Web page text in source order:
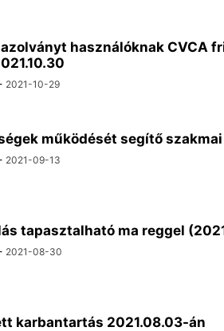
használóknak CVCA
2021-10-29
működését segítő
2021-09-13
tapasztalható ma reggel
2021-08-30
karbantartás 2021.08.03-án